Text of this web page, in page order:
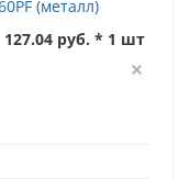
(металл)
127.04 руб. * 1 шт